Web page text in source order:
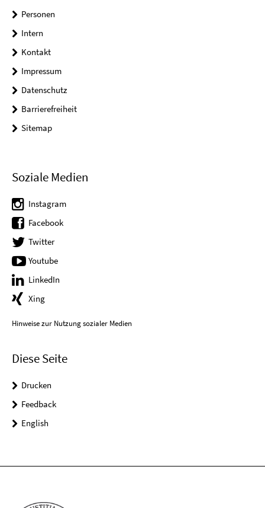
Personen
Intern
Kontakt
Impressum
Datenschutz
Barrierefreiheit
Sitemap
Soziale Medien
Instagram
Facebook
Twitter
Youtube
LinkedIn
Xing
Hinweise zur Nutzung sozialer Medien
Diese Seite
Drucken
Feedback
English